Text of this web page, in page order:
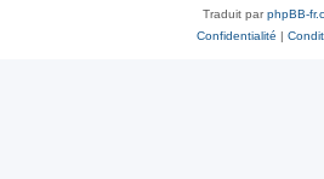
Traduit parphpBB-
Confidentialité |